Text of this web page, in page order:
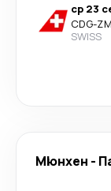
ср 23
CDG-
SWISS
Мюнхен -